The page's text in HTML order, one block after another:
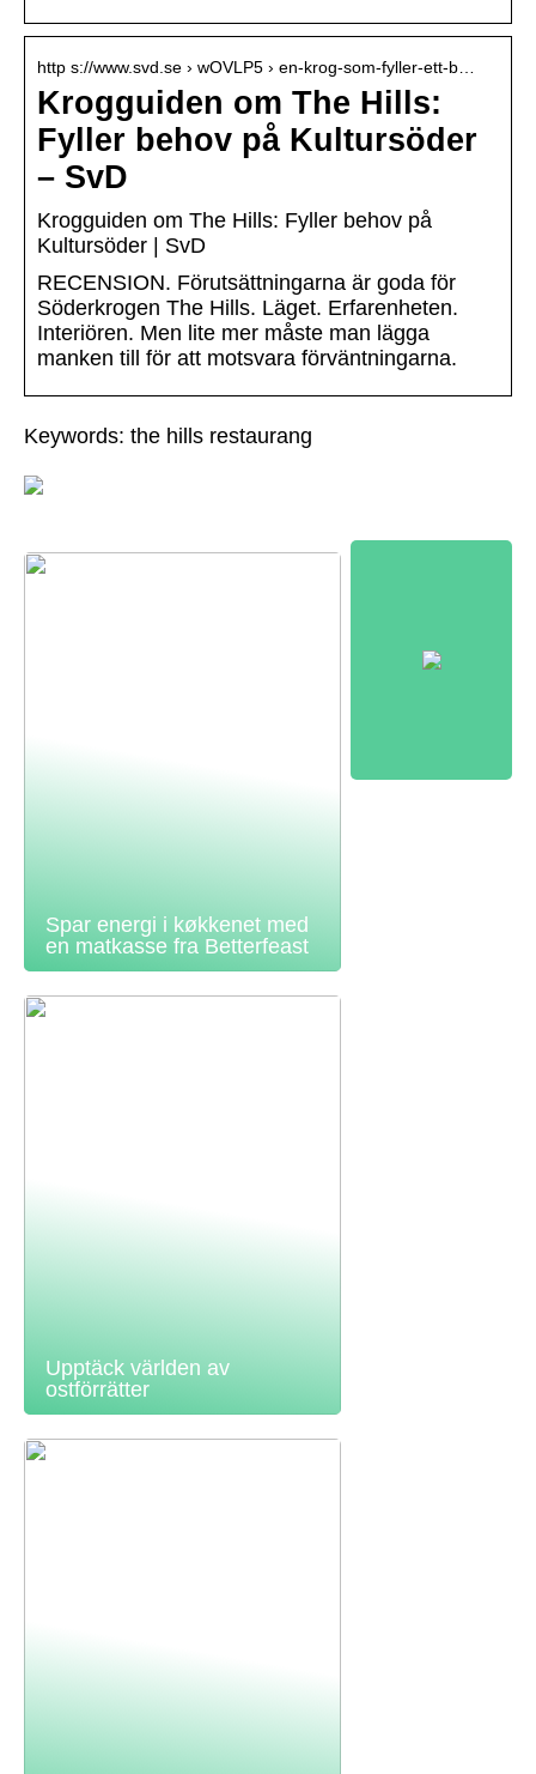
http s://www.svd.se › wOVLP5 › en-krog-som-fyller-ett-b…
Krogguiden om The Hills:
Fyller behov på Kultursöder
– SvD
Krogguiden om The Hills: Fyller behov på
Kultursöder | SvD
RECENSION. Förutsättningarna är goda för
Söder­krogen The Hills. Läget. Erfarenheten.
Interiören. Men lite mer måste man lägga
manken till för att motsvara förväntningarna.
Keywords: the hills restaurang
Spar energi i køkkenet med
en matkasse fra Betterfeast
Upptäck världen av
ostförrätter